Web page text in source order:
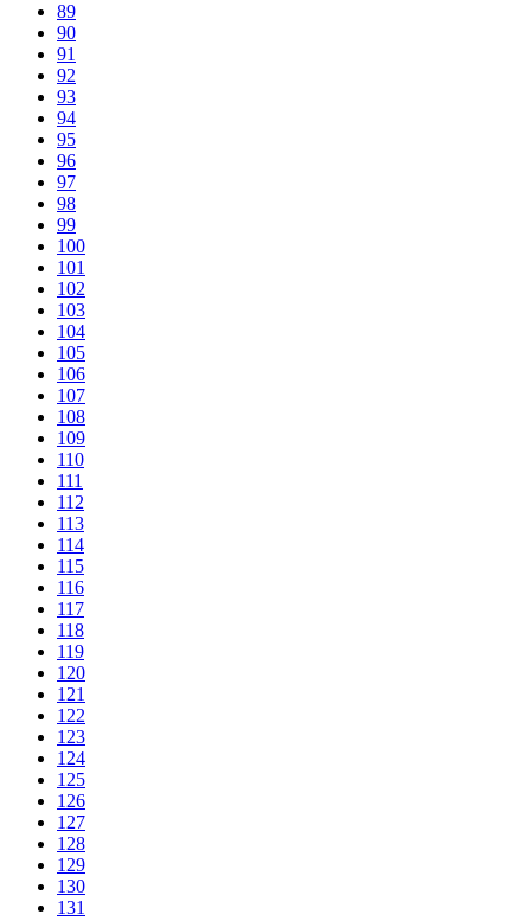
89
90
91
92
93
94
95
96
97
98
99
100
101
102
103
104
105
106
107
108
109
110
111
112
113
114
115
116
117
118
119
120
121
122
123
124
125
126
127
128
129
130
131